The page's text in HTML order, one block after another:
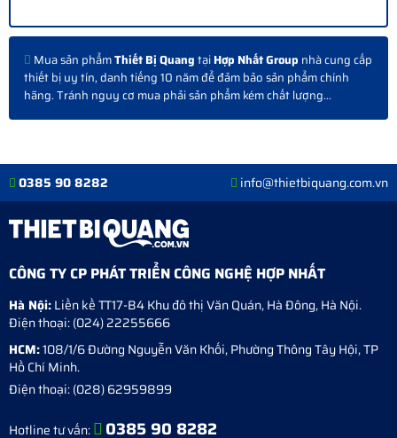
Mua sản phẩmThiết Bị QuangtạiHợp Nhất Group nhà cung cấp
thiết bị uy tín, danh tiếng 10 năm để đảm bảo sản phẩm chính
hãng. Tránh nguy cơ mua phải sản phẩm kém chất lượng...
0385 90 8282 info@thietbiquang.com.vn
CÔNG TY CP PHÁT TRIỂN CÔNG NGHỆ HỢP NHẤT
Hà Nội:Liền kề TT17-B4 Khu đô thị Văn Quán,Hà Đông,Hà Nội.
Điện thoại:(024) 22255666
HCM:108/1/6 Đường Nguyễn Văn Khối, Phường Thông Tây Hội, TP
Hồ Chí Minh.
Điện thoại:(028) 62959899
Hotline tư vấn: 0385 90 8282